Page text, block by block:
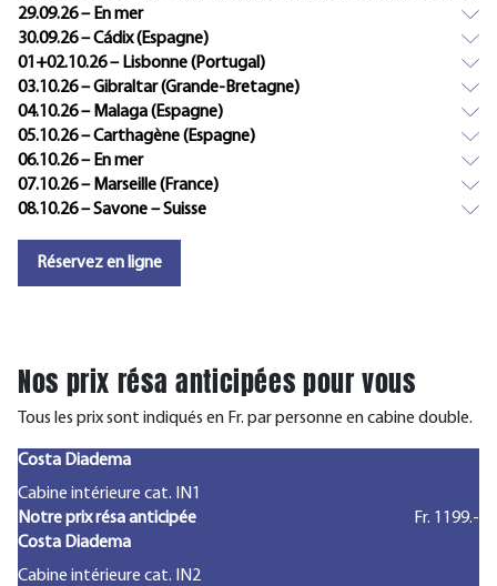
29.09.26 – En mer
30.09.26 – Cádix (Espagne)
01+02.10.26 – Lisbonne (Portugal)
03.10.26 – Gibraltar (Grande-Bretagne)
04.10.26 – Malaga (Espagne)
05.10.26 – Carthagène (Espagne)
06.10.26 – En mer
07.10.26 – Marseille (France)
08.10.26 – Savone – Suisse
Réservez en ligne
Nos prix résa anticipées pour vous
Tous les prix sont indiqués en Fr. par personne en cabine double.
Costa Diadema
Cabine intérieure cat. IN1
Notre prix résa anticipée
Fr. 1199.-
Costa Diadema
Cabine intérieure cat. IN2